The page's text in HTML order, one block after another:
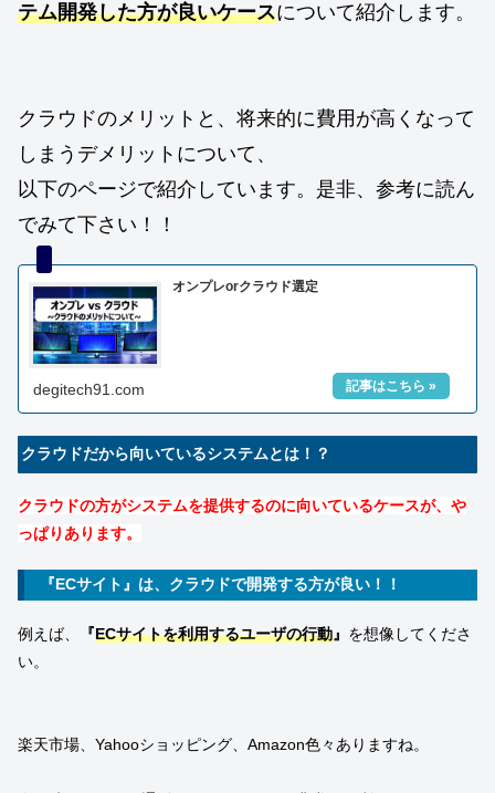
テム開発した方が良いケースについて紹介します。
クラウドのメリットと、将来的に費用が高くなって
しまうデメリットについて、
以下のページで紹介しています。是非、参考に読ん
でみて下さい！！
オンプレorクラウド選定
degitech91.com
クラウドだから向いているシステムとは！？
クラウドの方がシステムを提供するのに向いているケースが、や
っぱりあります。
『ECサイト』は、クラウドで開発する方が良い！！
例えば、 『ECサイトを利用するユーザの行動』 を想像してくださ
い。
楽天市場、Yahooショッピング、Amazon色々ありますね。